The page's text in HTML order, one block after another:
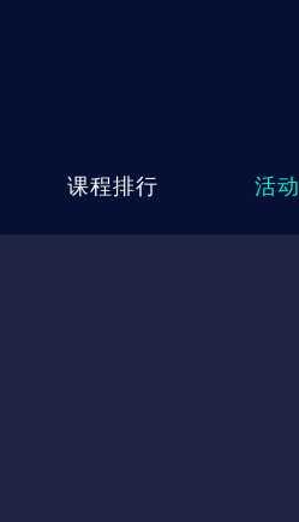
课程排行 活动